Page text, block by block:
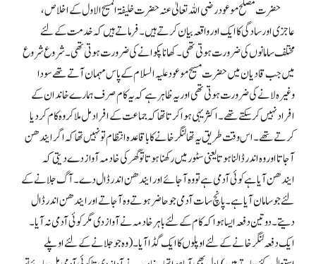
حضرت مصلح موعود رضی اللہ تعالیٰ عنہ حضرت خلیفۃ المسیح الاول کے اخلاص،
عاجزی اور سادگی کا ایک اور واقعہ بیان کرتے ہیں۔ فرماتے ہیں کہ خدمت کے لئے
مختلف سامانوں کی ضرورت ہوتی تھی۔ کھانا پکوانے کی ضرورت ہوتی تھی۔ شروع شروع
میں جب قادیان میں حضرت مسیح موعود علیہ السلام کے پاس مہمان آتے تھے سودا
وغیرہ لانے کی ضرورت ہوتی تھی اور یہ ظاہر ہے کہ یہ کام صرف ہمارے خاندان کے
افرادنہیں کر سکتے تھے۔ اکثر یہی ہوا کرتا تھا کہ جماعت کے افراد مل ملا کر وہ کام کر دیا
کرتے تھے۔ اس وقت طریق یہ تھا لنگر خانے کا باقاعدہ انتظام تو نہیں تھا کہ اگر ایندھن
آ جاتا اور وہ اندر ڈالنا ہوتا یعنی سٹور میں رکھنا ہوتا تو گھر کی خادمہ آواز دے دیتی کہ
ایندھن آیا ہے کوئی آدمی ہے تو وہ آ جائے اور ایندھن اندر ڈال دے۔ آگ جلانے کے
لئے جو سامان آیا ہے۔ پانچ سات آدمی جو حاضر ہوتے وہ آ جاتے اور ایندھن اندر ڈال
دیتے۔ دو تین دفعہ ایسا ہوا کہ کام کے لئے باہر خادمہ نے آواز دی مگر کوئی آدمی نہ آیا۔
ایک دفعہ لنگر خانے کے لئے اوپلوں کا ایک گڈا آیا۔ (وہ جو جلانے کے لئے اوپلے